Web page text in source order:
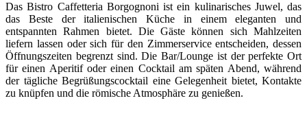
Das Bistro Caffetteria Borgognoni ist ein kulinarisches Juwel, das
das Beste der italienischen Küche in einem eleganten und
entspannten Rahmen bietet. Die Gäste können sich Mahlzeiten
liefern lassen oder sich für den Zimmerservice entscheiden, dessen
Öffnungszeiten begrenzt sind. Die Bar/Lounge ist der perfekte Ort
für einen Aperitif oder einen Cocktail am späten Abend, während
der tägliche Begrüßungscocktail eine Gelegenheit bietet, Kontakte
zu knüpfen und die römische Atmosphäre zu genießen.